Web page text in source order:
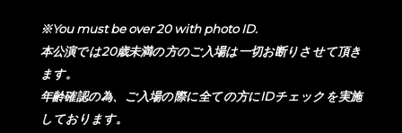
※You must be over 20 with photo ID.
本公演では20歳未満の方のご入場は一切お断りさせて頂き
ます。
年齢確認の為、ご入場の際に全ての方にIDチェックを実施
しております。